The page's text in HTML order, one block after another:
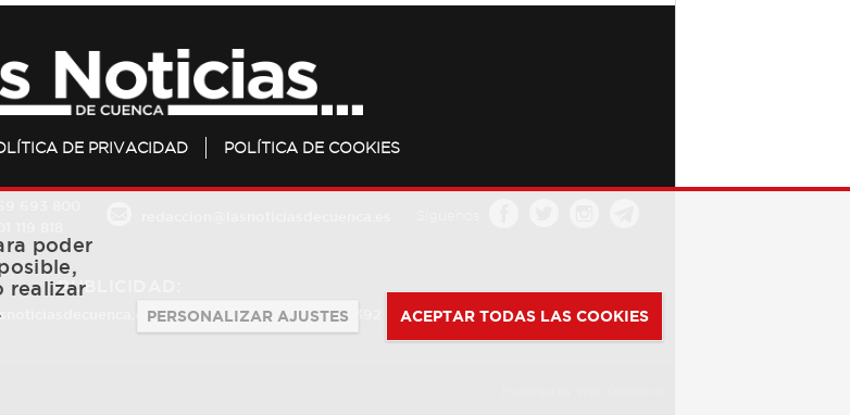
DE PRIVACIDAD POLÍTICA DE COOKIES
PUBLICIDAD:
684 126 573 / 670 726 392
poder
realizar
PERSONALIZAR AJUSTES ACEPTAR TODAS LAS COOKIES